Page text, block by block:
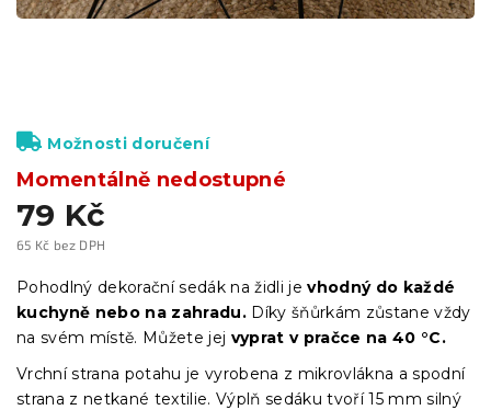
79 Kč
65 Kč bez DPH
cena:
Momentálně nedostupné
Možnosti doručení
Pohodlný dekorační sedák na židli jevhodný do každé
kuchyně nebo na zahradu. Díky šňůrkám zůstane vždy
na svém místě. Můžete jej vyprat v pračce na 40 °C.
Vrchní strana potahu je vyrobena z mikrovlákna a spodní
strana z netkané textilie. Výplň sedáku tvoří 15 mm silný